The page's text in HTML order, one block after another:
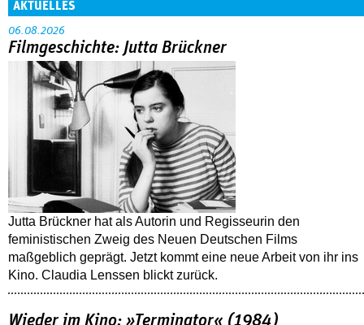
AKTUELLES
06.08.2026
Filmgeschichte: Jutta Brückner
Jutta Brückner hat als Autorin und Regisseurin den
feministischen Zweig des Neuen Deutschen Films
maßgeblich geprägt. Jetzt kommt eine neue Arbeit von ihr ins
Kino. Claudia Lenssen blickt zurück.
Wieder im Kino: »Terminator« (1984)